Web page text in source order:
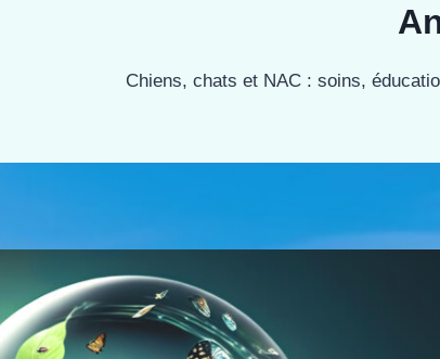
Chiens, chats et NAC : soins,